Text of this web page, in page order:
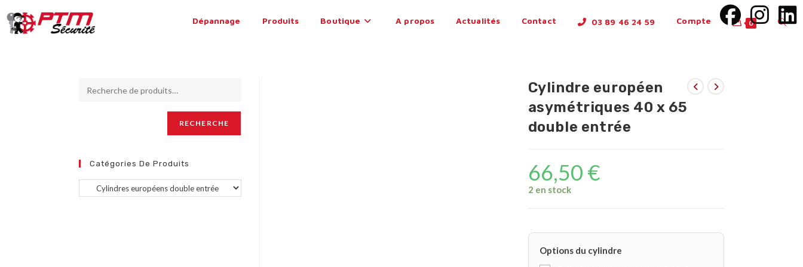
Dépannage Produits Boutique A propos Actualités Contact 03 89 46 24 59 Compte 0
Cylindre européen
asymétriques 40 x 65
double entrée
66,50 €
2 en stock
Options du cylindre
RECHERCHE
Catégories De Produits